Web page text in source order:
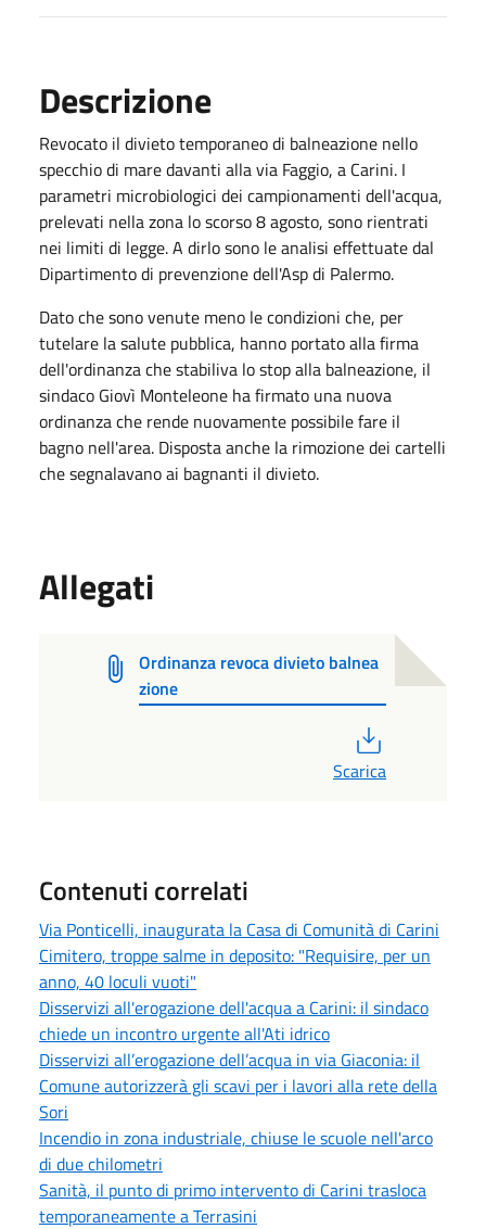
Descrizione
Revocato il divieto temporaneo di balneazione nello
specchio di mare davanti alla via Faggio, a Carini. I
parametri microbiologici dei campionamenti dell'acqua,
prelevati nella zona lo scorso 8 agosto, sono rientrati
nei limiti di legge. A dirlo sono le analisi effettuate dal
Dipartimento di prevenzione dell'Asp di Palermo.
Dato che sono venute meno le condizioni che, per
tutelare la salute pubblica, hanno portato alla firma
dell'ordinanza che stabiliva lo stop alla balneazione, il
sindaco Giovì Monteleone ha firmato una nuova
ordinanza che rende nuovamente possibile fare il
bagno nell'area. Disposta anche la rimozione dei cartelli
che segnalavano ai bagnanti il divieto.
Allegati
Ordinanza revoca divieto balnea
zione
Scarica
Contenuti correlati
Via Ponticelli, inaugurata la Casa di Comunità di Carini
Cimitero, troppe salme in deposito: "Requisire, per un
anno, 40 loculi vuoti"
Disservizi all'erogazione dell'acqua a Carini: il sindaco
chiede un incontro urgente all'Ati idrico
Disservizi all’erogazione dell’acqua in via Giaconia: il
Comune autorizzerà gli scavi per i lavori alla rete della
Sori
Incendio in zona industriale, chiuse le scuole nell'arco
di due chilometri
Sanità, il punto di primo intervento di Carini trasloca
temporaneamente a Terrasini